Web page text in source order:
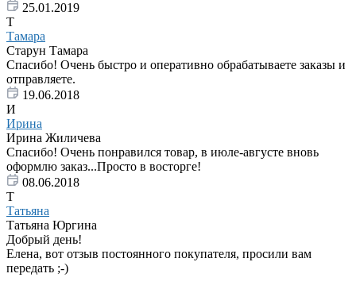
25.01.2019
Т
Тамара
Старун Тамара
Спасибо! Очень быстро и оперативно обрабатываете заказы и
отправляете.
19.06.2018
И
Ирина
Ирина Жиличева
Спасибо! Очень понравился товар, в июле-августе вновь
оформлю заказ...Просто в восторге!
08.06.2018
Т
Татьяна
Татьяна Юргина
Добрый день!
Елена, вот отзыв постоянного покупателя, просили вам
передать ;-)